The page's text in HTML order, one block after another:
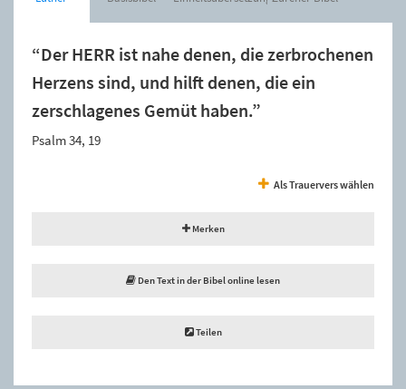
“Der HERR ist nahe denen, die zerbrochenen
Herzens sind, und hilft denen, die ein
zerschlagenes Gemüt haben.”
Psalm 34, 19
Als Trauervers wählen
Merken
Den Text in der Bibel online lesen
Teilen